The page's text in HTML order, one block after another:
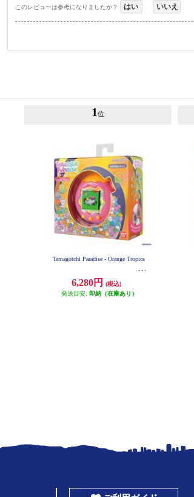
このレビューは参考になりましたか？ はい いいえ
1 位
Tamagotchi Paradise - Orange Tropics
6,280円
(税込)
発送目安: 即納（在庫あり）